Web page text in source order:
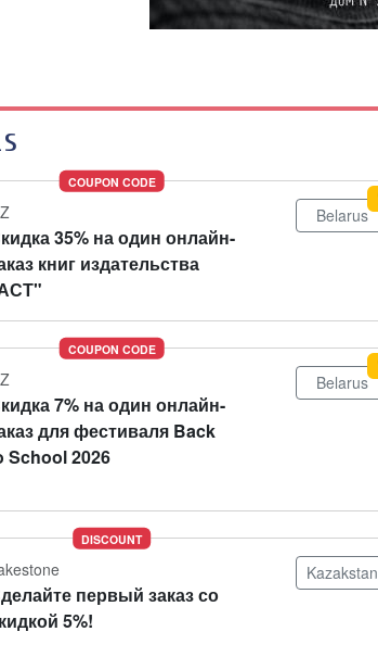
COUPON CODE
35% на один онлайн-
книг издательства
Belarus
COUPON CODE
7% на один онлайн-
для фестиваля Back
School 2026
Belarus
DISCOUNT
первый заказ со
5%!
Kazakstan